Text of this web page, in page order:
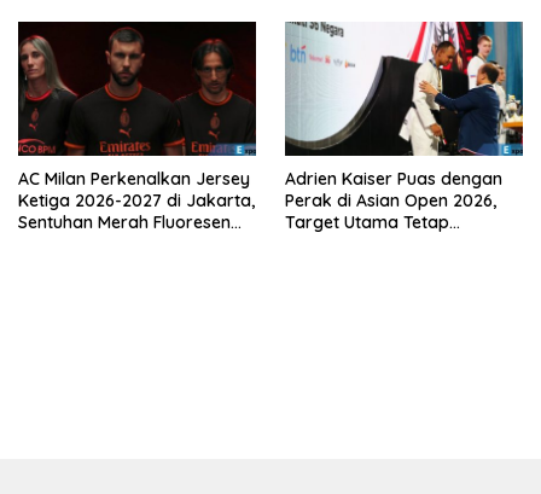
AC Milan Perkenalkan Jersey
Ketiga 2026-2027 di Jakarta,
Sentuhan Merah Fluoresen
Adrien Kaiser Puas dengan
Perak di Asian Open 2026,
Target Utama Tetap